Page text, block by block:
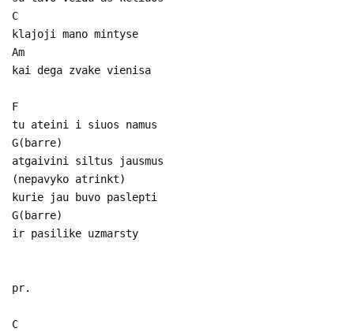
C
klajoji mano mintyse
Am
kai dega zvake vienisa
F
tu ateini i siuos namus
G(barre)
atgaivini siltus jausmus
(nepavyko atrinkt)
kurie jau buvo paslepti
G(barre)
ir pasilike uzmarsty
pr.
C